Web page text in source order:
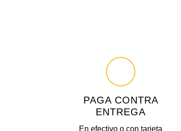
PAGA CONTRA
ENTREGA
En efectivo o con tarjeta